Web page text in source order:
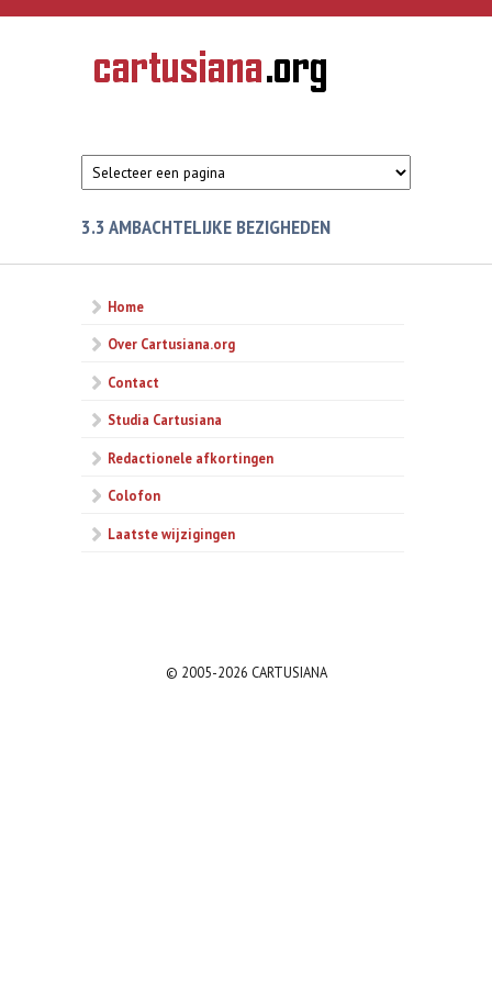
Overslaan en naar de inhoud gaan
CARTUSIANA
Geschiedenis
van de
3.3 AMBACHTELIJKE BEZIGHEDEN
Home
Over Cartusiana.org
Contact
Studia Cartusiana
Redactionele afkortingen
Colofon
Laatste wijzigingen
© 2005-2026 CARTUSIANA